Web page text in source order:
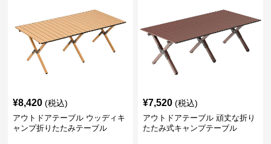
¥8,420 (税込)
アウトドアテーブル ウッディキ
ャンプ折りたたみテーブル
¥7,520 (税込)
アウトドアテーブル 頑丈な折り
たたみ式キャンプテーブル